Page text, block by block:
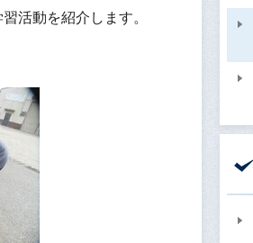
活動を紹介します。